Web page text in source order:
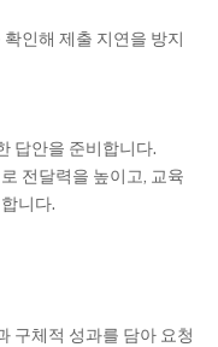
인해 제출 지연을 방지
답안을 준비합니다.
전달력을 높이고, 교육
니다.
구체적 성과를 담아 요청